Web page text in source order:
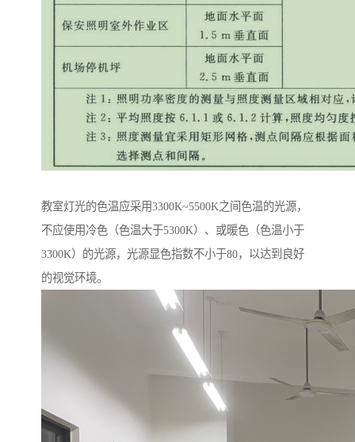
教室灯光的色温应采用3300K~5500K之间色温的光源，
不应使用冷色（色温大于5300K）、或暖色（色温小于
3300K）的光源，光源显色指数不小于80，以达到良好
的视觉环境。